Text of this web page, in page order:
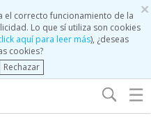
×
el correcto funcionamiento de la
Lo que sí utiliza son cookies
aquí para leer más), ¿deseas
cookies?
Rechazar
☰